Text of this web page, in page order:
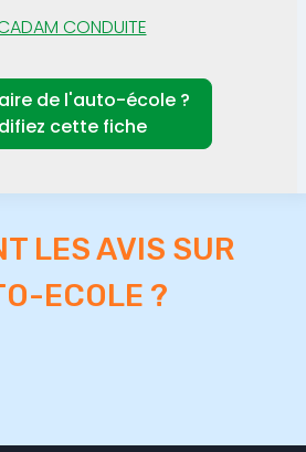
CONDUITE
de l'auto-école ?
cette fiche
LES AVIS SUR
ECOLE ?